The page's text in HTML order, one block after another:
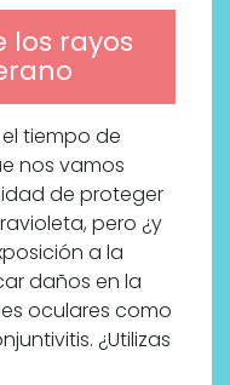
los rayos
tiempo de
nos vamos
de proteger
pero ¿y
a la
daños en la
oculares como
¿Utilizas